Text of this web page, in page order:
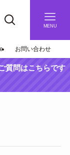
MENU
お問い合わせ
質問はこちらです